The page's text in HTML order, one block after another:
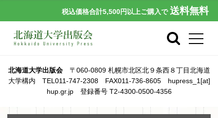
税込価格合計5,500円以上ご購入で 送料無料
北海道大学出版会〒060-0809 札幌市北区北９条西８丁目北海道
大学構内 TEL011-747-2308 FAX011-736-8605 hupress_1[at]
hup.gr.jp 登録番号 T2-4300-0500-4356